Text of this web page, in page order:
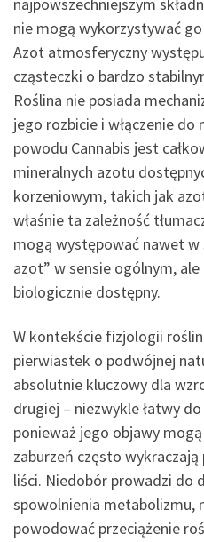
najpowszechniejszym
nie mogą wykorzystywać
Azot atmosferyczny
cząsteczki o bardzo
Roślina nie posiada
jego rozbicie i włączenie
powodu Cannabis jest
mineralnych azotu
korzeniowym, takich jak
właśnie ta zależność
mogą występować nawet
azot” w sensie ogólnym,
biologicznie dostępny.
W kontekście fizjologii
pierwiastek o podwójnej
absolutnie kluczowy dla
drugiej – niezwykle łatwy
ponieważ jego objawy
zaburzeń często
liści. Niedobór prowadzi do
spowolnienia metabolizmu,
powodować przeciążenie